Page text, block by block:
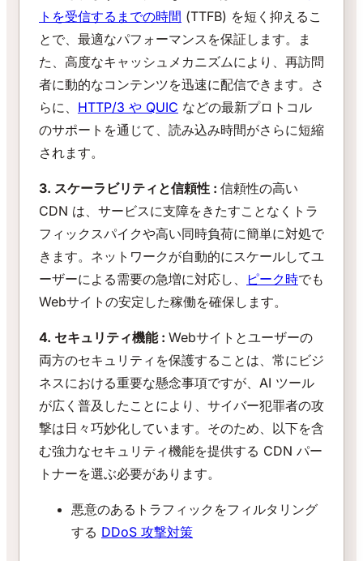
トを受信するまでの時間 (TTFB) を短く抑えるこ
とで、最適なパフォーマンスを保証します。ま
た、高度なキャッシュメカニズムにより、再訪問
者に動的なコンテンツを迅速に配信できます。さ
らに、 HTTP/3 や QUIC などの最新プロトコル
のサポートを通じて、読み込み時間がさらに短縮
されます。
3. スケーラビリティと信頼性 : 信頼性の高い
CDN は、サービスに支障をきたすことなくトラ
フィックスパイクや高い同時負荷に簡単に対処で
きます。ネットワークが自動的にスケールしてユ
ーザーによる需要の急増に対応し、
ピーク時でも
Webサイトの安定した稼働を確保します。
4. セキュリティ機能 : Webサイトとユーザーの
両方のセキュリティを保護することは、常にビジ
ネスにおける重要な懸念事項ですが、AI ツール
が広く普及したことにより、サイバー犯罪者の攻
撃は日々巧妙化しています。そのため、以下を含
む強力なセキュリティ機能を提供する CDN パー
トナーを選ぶ必要があります。
悪意のあるトラフィックをフィルタリング
する DDoS 攻撃対策